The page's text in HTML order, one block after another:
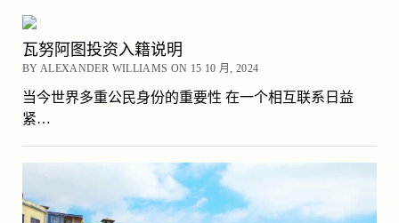
瓦努阿图投资入籍说明
BY ALEXANDER WILLIAMS ON 15 10 月, 2024
当今世界多重公民身份的重要性 在一个相互联系日益
紧…